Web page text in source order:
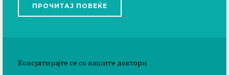
ПРОЧИТАЈ ПОВЕЌЕ
Консултирајте се со нашите доктори